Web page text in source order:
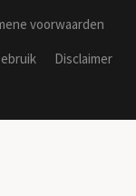
voorwaarden
Disclaimer